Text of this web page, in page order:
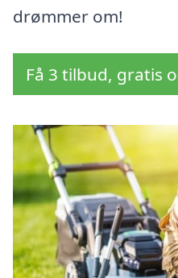
drømmer om!
Få 3 tilbud, gratis